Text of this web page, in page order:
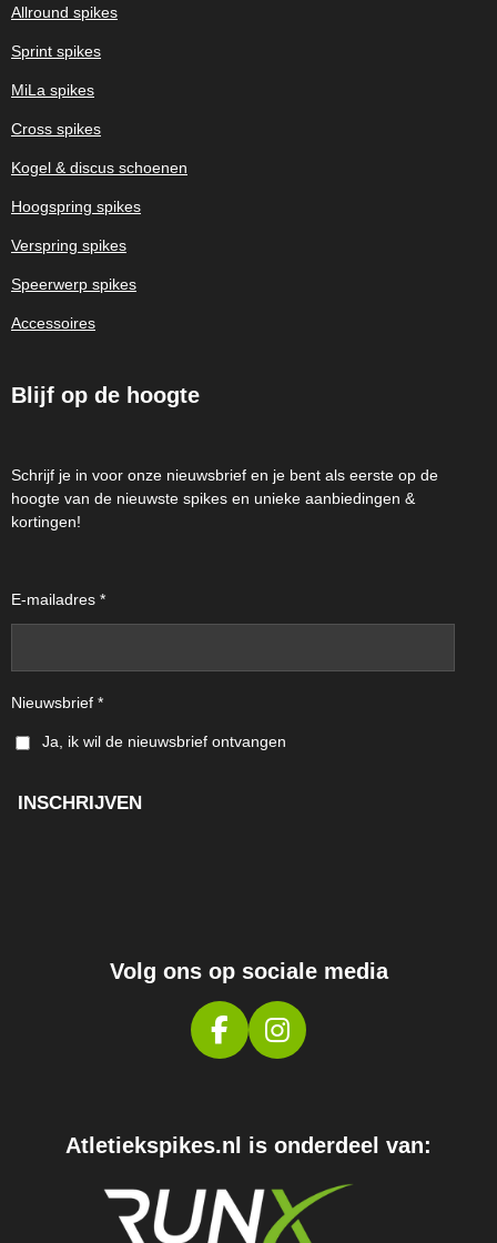
Allround spikes
Sprint spikes
MiLa spikes
Cross spikes
Kogel & discus schoenen
Hoogspring spikes
Verspring spikes
Speerwerp spikes
Accessoires
Blijf op de hoogte
Schrijf je in voor onze nieuwsbrief en je bent als eerste op de
hoogte van de nieuwste spikes en unieke aanbiedingen &
kortingen!
E-mailadres *
Nieuwsbrief *
Ja, ik wil de nieuwsbrief ontvangen
INSCHRIJVEN
Volg ons op sociale media
F
A
B
O
K
I
N
A
R
A
Atletiekspikes.nl is onderdeel van: